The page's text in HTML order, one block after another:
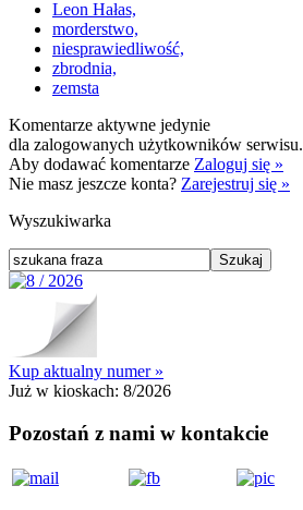
Leon Hałas,
morderstwo,
niesprawiedliwość,
zbrodnia,
zemsta
Komentarze aktywne jedynie
dla zalogowanych użytkowników serwisu.
Aby dodawać komentarze Zaloguj się »
Nie masz jeszcze konta? Zarejestruj się »
Wyszukiwarka
Kup aktualny numer »
Już w kioskach: 8/2026
Pozostań z nami w kontakcie